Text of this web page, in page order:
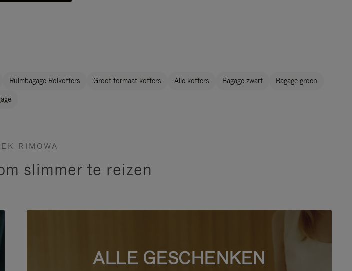
Ruimbagage Rolkoffers Groot formaat koffers Alle koffers Bagage zwart Bagage groen
RIMOWA
slimmer te reizen
ALLE GESCHENKEN